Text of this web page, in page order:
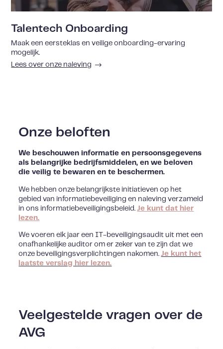
Talentech Onboarding
Maak een eersteklas en veilige onboarding-ervaring
mogelijk.
Lees over onze naleving
Onze beloften
We beschouwen informatie en persoonsgegevens
als belangrijke bedrijfsmiddelen, en we beloven
die veilig te bewaren en te beschermen.
We hebben onze belangrijkste initiatieven op het
gebied van informatiebeveiliging en naleving verzameld
in ons informatiebeveiligingsbeleid.Je kunt dat hier
lezen.
We voeren elk jaar een IT-beveiligingsaudit uit met een
onafhankelijke auditor om er zeker van te zijn dat we
onze beveiligingsverplichtingen nakomen.Je kunt het
laatste verslag hier lezen.
Veelgestelde vragen over de
AVG